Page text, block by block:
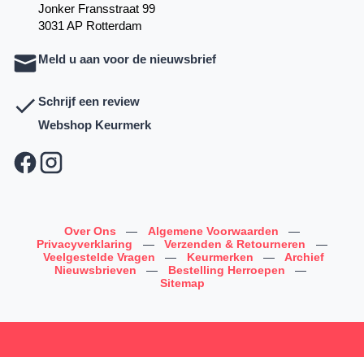
Jonker Fransstraat 99
3031 AP Rotterdam
Meld u aan voor de nieuwsbrief
Schrijf een review
Webshop Keurmerk
Over Ons — Algemene Voorwaarden
—
Privacyverklaring
— Verzenden & Retourneren
—
Veelgestelde Vragen
— Keurmerken —
Archief
Nieuwsbrieven
— Bestelling Herroepen
—
Sitemap